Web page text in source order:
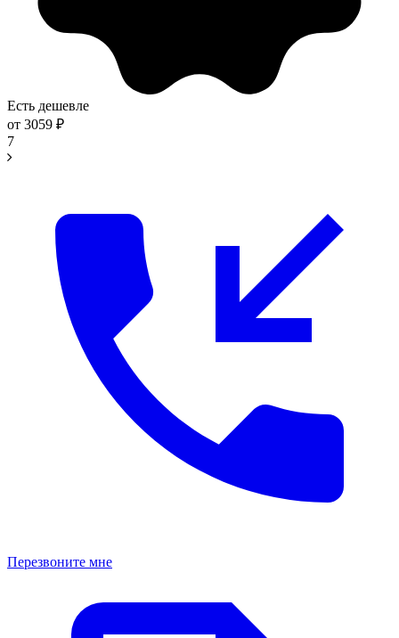
Есть дешевле
от 3059 ₽
7
Перезвоните мне